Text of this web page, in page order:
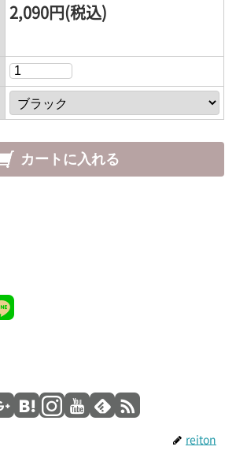
2,090円(税込)
reiton